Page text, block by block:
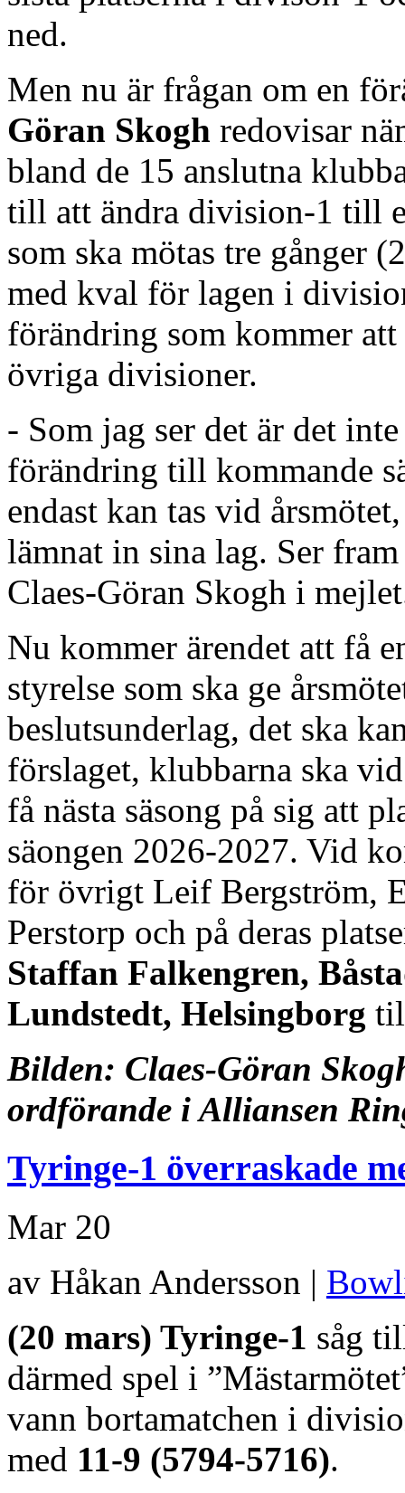
ned.
Men nu är frågan om en
Göran Skogh redovisar
bland de 15 anslutna
till att ändra division-1 till
som ska mötas tre gånger
med kval för lagen i
förändring som kommer
övriga divisioner.
- Som jag ser det är det
förändring till kommande
endast kan tas vid
lämnat in sina lag. Ser
Claes-Göran Skogh i
Nu kommer ärendet att få
styrelse som ska ge
beslutsunderlag, det ska
förslaget, klubbarna ska
få nästa säsong på sig att
säongen 2026-2027. Vid
för övrigt Leif Bergström,
Perstorp och på deras
Staffan Falkengren,
Lundstedt, Helsingborg
Bilden: Claes-Göran
ordförande i Alliansen
Tyringe-1 överraskade
Mar 20
av Håkan Andersson |
(20 mars) Tyringe-1 såg
därmed spel i
vann bortamatchen i
med 11-9 (5794-5716).